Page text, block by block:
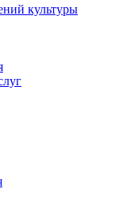
культуры